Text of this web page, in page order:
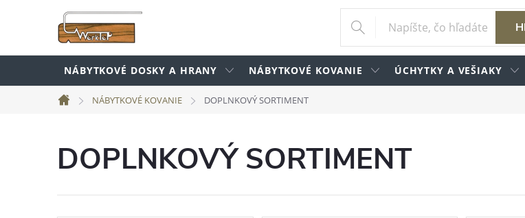
NÁBYTKOVÉ DOSKY A HRANY NÁBYTKOVÉ KOVANIE ÚCHYTKY A VEŠIAKY
Domov
NÁBYTKOVÉ KOVANIE DOPLNKOVÝ SORTIMENT
DOPLNKOVÝ SORTIMENT